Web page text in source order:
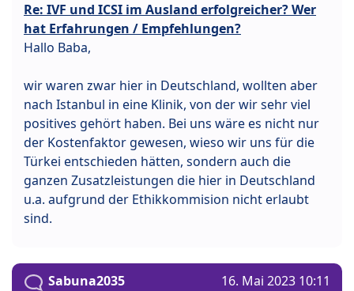
Re: IVF und ICSI im Ausland erfolgreicher? Wer
hat Erfahrungen / Empfehlungen?
Hallo Baba,
wir waren zwar hier in Deutschland, wollten aber
nach Istanbul in eine Klinik, von der wir sehr viel
positives gehört haben. Bei uns wäre es nicht nur
der Kostenfaktor gewesen, wieso wir uns für die
Türkei entschieden hätten, sondern auch die
ganzen Zusatzleistungen die hier in Deutschland
u.a. aufgrund der Ethikkommision nicht erlaubt
sind.
Sabuna2035 16. Mai 2023 10:11